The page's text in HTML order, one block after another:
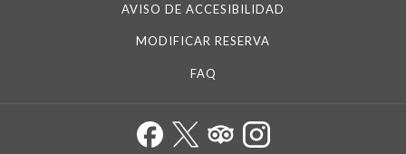
AVISO DE ACCESIBILIDAD
MODIFICAR RESERVA
FAQ